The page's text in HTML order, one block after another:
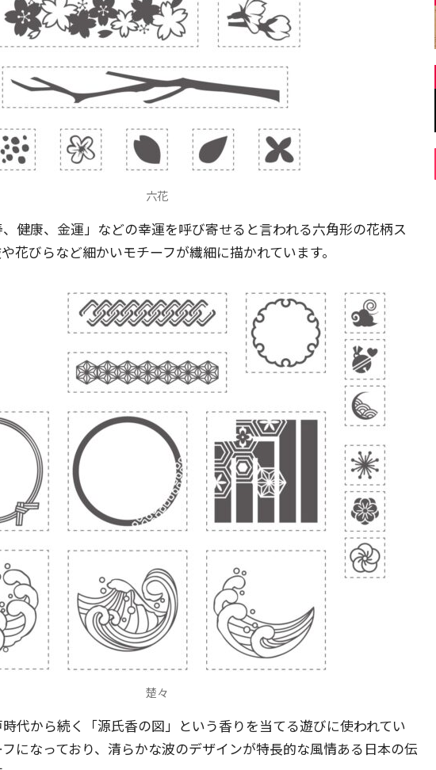
六花
健康、金運」などの幸運を呼び寄せると言われる六角形の花柄ス
花びらなど細かいモチーフが繊細に描かれています。
楚々
代から続く「源氏香の図」という香りを当てる遊びに使われてい
になっており、清らかな波のデザインが特長的な風情ある日本の伝